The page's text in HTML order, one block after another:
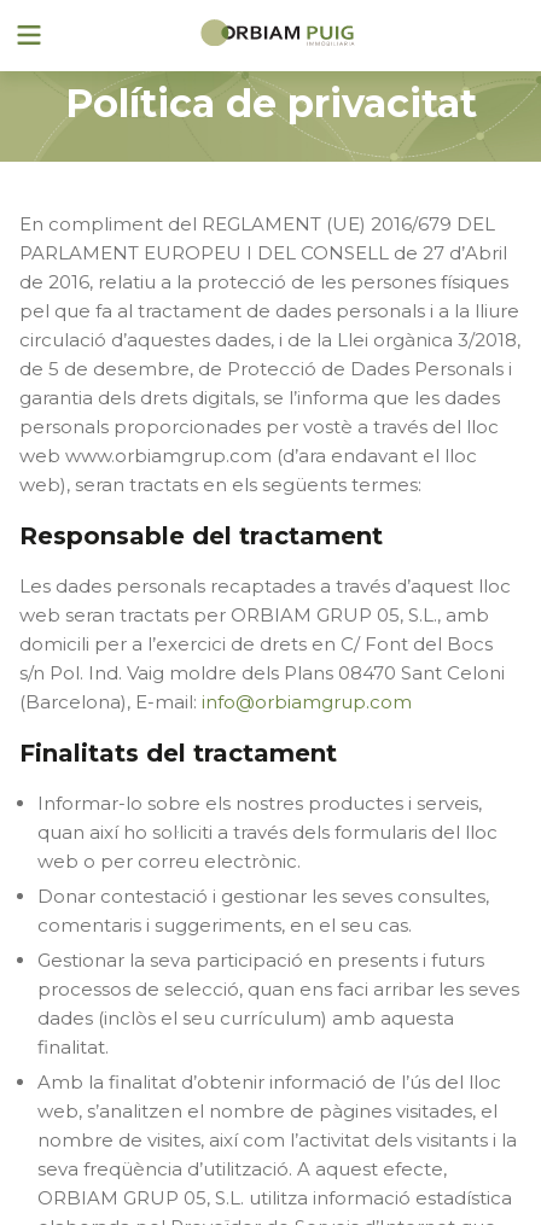
Política de privacitat
En compliment del REGLAMENT (UE) 2016/679 DEL
PARLAMENT EUROPEU I DEL CONSELL de 27 d’Abril
de 2016, relatiu a la protecció de les persones físiques
pel que fa al tractament de dades personals i a la lliure
circulació d’aquestes dades, i de la Llei orgànica 3/2018,
de 5 de desembre, de Protecció de Dades Personals i
garantia dels drets digitals, se l’informa que les dades
personals proporcionades per vostè a través del lloc
web www.orbiamgrup.com (d’ara endavant el lloc
web), seran tractats en els següents termes:
Responsable del tractament
Les dades personals recaptades a través d’aquest lloc
web seran tractats per ORBIAM GRUP 05, S.L., amb
domicili per a l’exercici de drets en C/ Font del Bocs
s/n Pol. Ind. Vaig moldre dels Plans 08470 Sant Celoni
(Barcelona), E-mail: info@orbiamgrup.com
Finalitats del tractament
Informar-lo sobre els nostres productes i serveis,
quan així ho sol·liciti a través dels formularis del lloc
web o per correu electrònic.
Donar contestació i gestionar les seves consultes,
comentaris i suggeriments, en el seu cas.
Gestionar la seva participació en presents i futurs
processos de selecció, quan ens faci arribar les seves
dades (inclòs el seu currículum) amb aquesta
finalitat.
Amb la finalitat d’obtenir informació de l’ús del lloc
web, s’analitzen el nombre de pàgines visitades, el
nombre de visites, així com l’activitat dels visitants i la
seva freqüència d’utilització. A aquest efecte,
ORBIAM GRUP 05, S.L. utilitza informació estadística